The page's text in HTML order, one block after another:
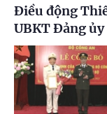
Điều động
UBKT Đảng